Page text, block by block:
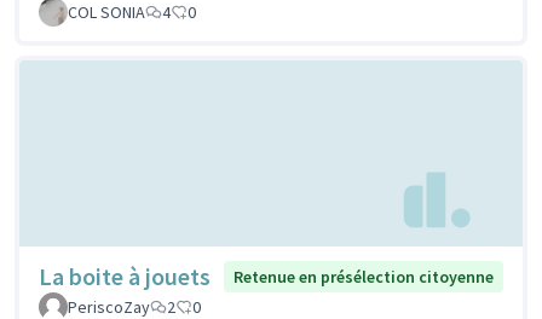
COL SONIA 4 0
La boite à jouets
Retenue en présélection citoyenne
PeriscoZay
2 0